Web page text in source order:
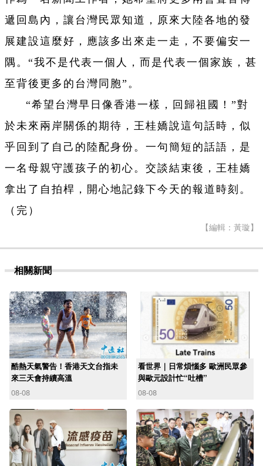
遞回島內，讓台灣民眾知道，原來大陸各地的發
展建設這麼好，應該多出來走一走，不要偏安一
隅。“我不是代表一個人，而是代表一個家族，甚
至背後更多的台灣同胞”。
“希望台灣早日像香港一樣，回歸祖國！”對
於未來兩岸關係的期待，王桂嬌說這句話時，似
乎回到了自己的陸配身份。一句簡短的話語，是
一名母親守護孩子的初心。交談結束後，王桂嬌
拿出了自拍桿，開心地記錄下今天的報道時刻。
（完）
【編輯：黃璇】
相關新聞
酷熱天氣警告！香港天文台指未
來三天會持續高溫
08-08
看世界｜日常煩惱多 歐洲民眾參
與歐元設計忙“吐槽”
08-08